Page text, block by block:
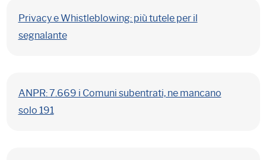
Privacy e Whistleblowing: più tutele per il
segnalante
ANPR: 7.669 i Comuni subentrati, ne mancano
solo 191